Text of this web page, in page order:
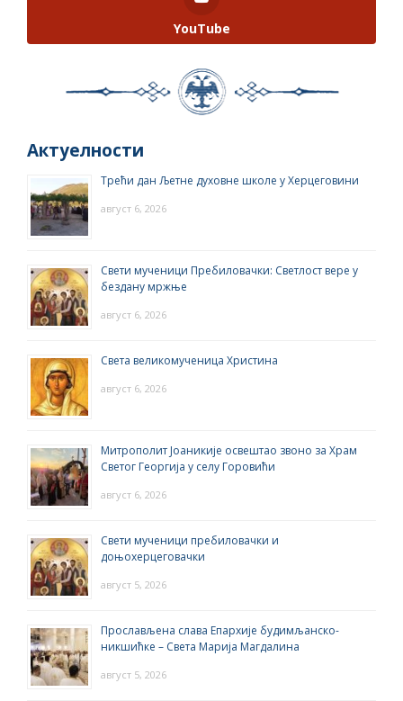
YouTube
Актуелности
Трећи дан Љетне духовне школе у Херцеговини
август 6, 2026
Свети мученици Пребиловачки: Светлост вере у
бездану мржње
август 6, 2026
Света великомученица Христина
август 6, 2026
Митрополит Јоаникије освештао звоно за Храм
Светог Георгија у селу Горовићи
август 6, 2026
Свети мученици пребиловачки и
доњохерцеговачки
август 5, 2026
Прослављена слава Епархије будимљанско-
никшићке – Света Марија Магдалина
август 5, 2026